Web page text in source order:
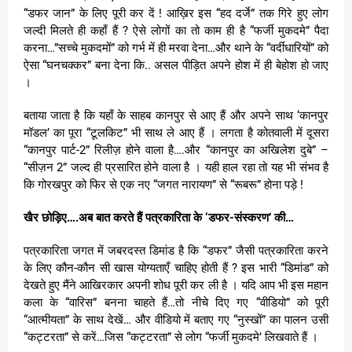
“डफर जान” के लिए पूरी कर दें ! आख़िर इस “हद दर्जे” तक गिरे हुए लोग
जल्दी मिलते ही कहाँ हैं ? ऐसे लोगों का तो काम ही है “फर्जी मुकदमे” पैदा
करना…”सच्चे मुकदमों” को गर्भ में ही मरवा देना…और थाने के “वर्दीधारियों” को
ऐसा “घनचक्कर” बना देना कि.. असल पीड़ित अपने होश में ही बेहोश हो जाए
।
बताया जाता है कि यहाँ के साहब कानपुर से आए हैं और अपने साथ ‘कानपुर
मॉडल’ का पूरा “टूलकिट” भी साथ ले आए हैं । लगता है कोतवाली में दूसरा
“कानपुर पार्ट-2” रिलीज़ होने वाला है….और “कानपुर का अखिलेश दुबे” –
“सीज़न 2” जल्द ही प्रसारित होने वाला है । यही हाल रहा तो यह भी संभव है
कि गोरखपुर को फिर से एक नए “जगत नारायण” से “रूबरू” होना पड़े !
खैर छोड़िए….अब बात करते हैं पत्रकारिता के ‘डफर-संस्करण’ की…
पत्रकारिता जगत में जबरदस्त डिमांड है कि “डफर” जैसी पत्रकारिता करने
के लिए कौन-कौन सी खास योग्यताएँ चाहिए होती हैं ? इस भारी “डिमांड” को
देखते हुए मैंने आखिरकार अपनी शोध पूरी कर ली है । यदि आप भी इस महान
कला के “वारिस” बनना चाहते हैं…तो नीचे दिए गए “वीडियो” को पूरी
“आत्मीयता” के साथ देखें… और वीडियो में बताए गए “नुस्खों” का पालन उसी
“कट्टरता” से करें…जिस “कट्टरता” से लोग “फर्जी मुकदमे’ लिखवाते हैं ।